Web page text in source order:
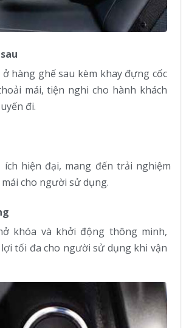
hàng ghế sau kèm khay đựng cốc
mái, tiện nghi cho hành khách
đi.
hiện đại, mang đến trải nghiệm
cho người sử dụng.
khóa và khởi động thông minh,
tối đa cho người sử dụng khi vận